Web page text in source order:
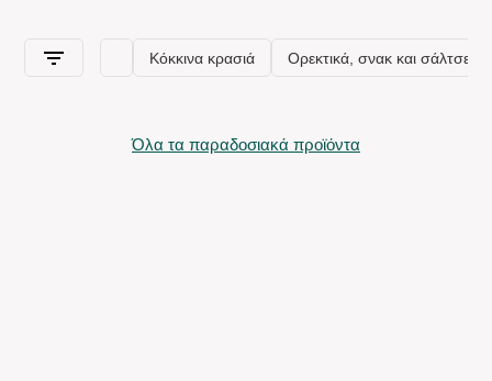
Όλα τα παραδοσιακά προϊόντα